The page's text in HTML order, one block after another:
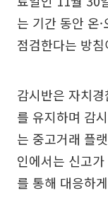
는 기간 동안 온
점검한다는 방침
감시반은 자치
를 유지하며 감
는 중고거래 플
인에서는 신고
를 통해 대응하